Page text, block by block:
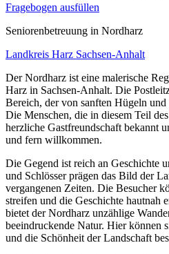
Fragebogen ausfüllen
Senioren­betreuung in Nordharz
Landkreis Harz Sachsen-Anhalt
Der Nordharz ist eine malerische
Harz in Sachsen-Anhalt. Die
Bereich, der von sanften Hügeln
Die Menschen, die in diesem Teil
herzliche Gastfreundschaft bekannt
und fern willkommen.
Die Gegend ist reich an Geschichte
und Schlösser prägen das Bild der
vergangenen Zeiten. Die Besucher
streifen und die Geschichte hautnah
bietet der Nordharz unzählige
beeindruckende Natur. Hier können
und die Schönheit der Landschaft